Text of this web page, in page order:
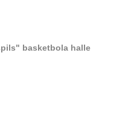
basketbola halle